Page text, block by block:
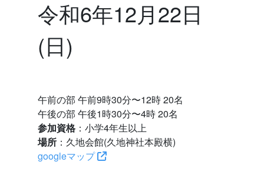
令和6年12月22日
(日)
午前の部 午前9時30分〜12時 20名
午後の部 午後1時30分〜4時 20名
参加資格：小学4年生以上
場所：久地会館(久地神社本殿横)
googleマップ